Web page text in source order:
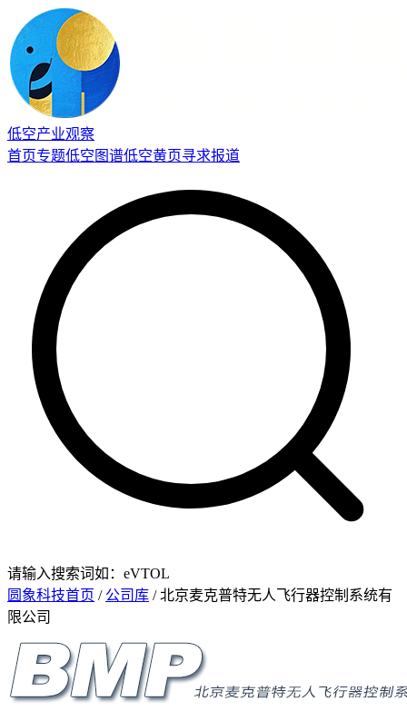
低空产业观察
首页专题低空图谱低空黄页寻求报道
请输入搜索词如：eVTOL
圆象科技首页 / 公司库 / 北京麦克普特无人飞行器控制系统有
限公司